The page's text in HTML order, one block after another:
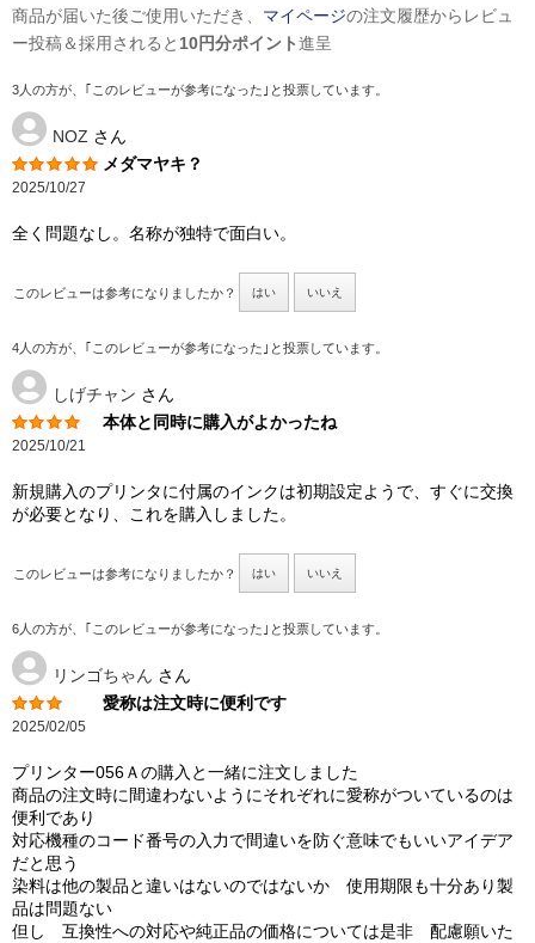
商品が届いた後ご使用いただき、 マイページの注文履歴からレビュ
ー投稿＆採用されると 10円分ポイント進呈
3人の方が、｢このレビューが参考になった｣と投票しています。
NOZ さん
メダマヤキ？
2025/10/27
全く問題なし。名称が独特で面白い。
このレビューは参考になりましたか？ はい いいえ
4人の方が、｢このレビューが参考になった｣と投票しています。
しげチャン さん
本体と同時に購入がよかったね
2025/10/21
新規購入のプリンタに付属のインクは初期設定ようで、すぐに交換
が必要となり、これを購入しました。
このレビューは参考になりましたか？ はい いいえ
6人の方が、｢このレビューが参考になった｣と投票しています。
リンゴちゃん さん
愛称は注文時に便利です
2025/02/05
プリンター056Ａの購入と一緒に注文しました
商品の注文時に間違わないようにそれぞれに愛称がついているのは
便利であり
対応機種のコード番号の入力で間違いを防ぐ意味でもいいアイデア
だと思う
染料は他の製品と違いはないのではないか 使用期限も十分あり製
品は問題ない
但し 互換性への対応や純正品の価格については是非 配慮願いた